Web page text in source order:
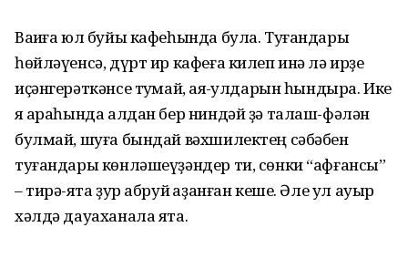
Ваҡиға юл буйы кафеһында була. Туғандары
һөйләүенсә, дүрт ир кафеға килеп инә лә ирҙе
иҫәнгерәткәнсе туҡмай, аяҡ-ҡулдарын һындыра. Ике
яҡ араһында алдан бер ниндәй ҙә талаш-фәлән
булмай, шуға бындай вәхшилектең сәбәбен
туғандары көнләшеүҙәндер ти, сөнки “афғансы”
– тирә-яҡта ҙур абруй ҡаҙанған кеше. Әле ул ауыр
хәлдә дауаханала ята.